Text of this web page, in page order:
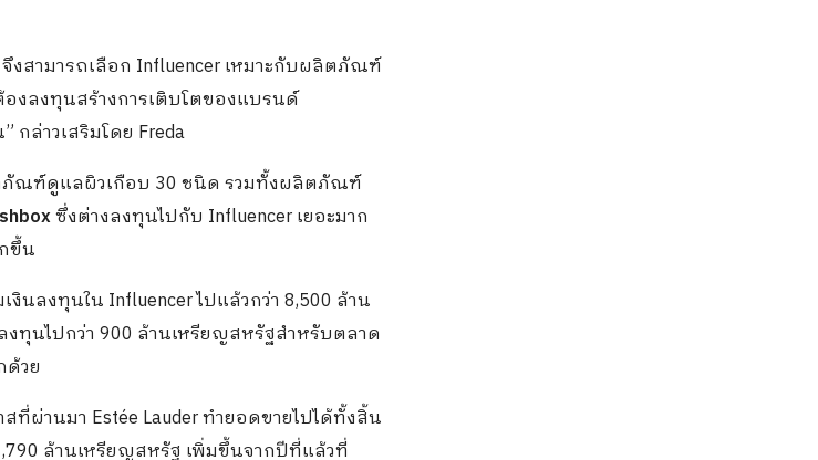
งสามารถเลือก Influencer เหมาะกับผลิตภัณฑ์
งลงทุนสร้างการเติบโตของแบรนด์
กล่าวเสริมโดย Freda
ภัณฑ์ดูแลผิวเกือบ 30 ชนิด รวมทั้งผลิตภัณฑ์
ซึ่งต่างลงทุนไปกับ Influencer เยอะมาก
ขึ้น
ลงทุนใน Influencer ไปแล้วกว่า 8,500 ล้าน
ลงทุนไปกว่า 900 ล้านเหรียญสหรัฐสำหรับตลาด
วย
ที่ผ่านมา Estée Lauder ทำยอดขายไปได้ทั้งสิ้น
ล้านเหรียญสหรัฐ เพิ่มขึ้นจากปีที่แล้วที่